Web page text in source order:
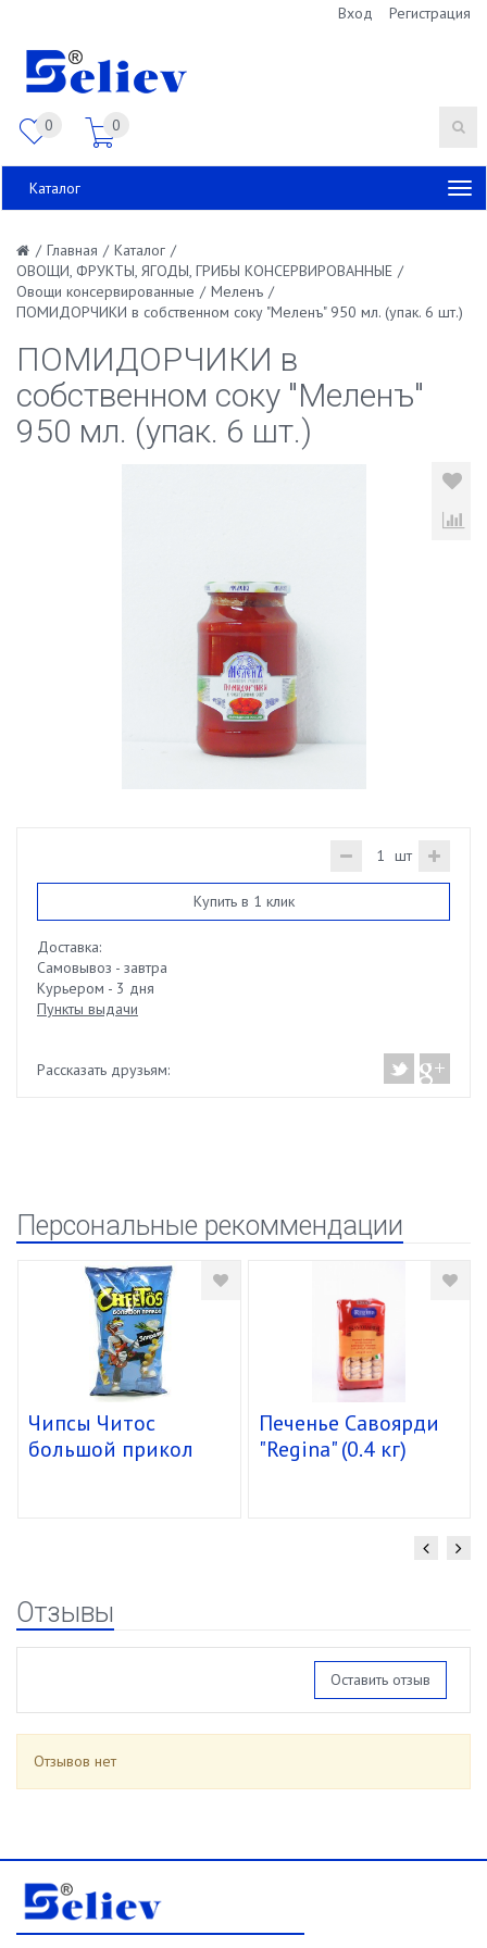
Вход Регистрация
0 0
Каталог
/ Главная / Каталог /
ОВОЩИ, ФРУКТЫ, ЯГОДЫ, ГРИБЫ КОНСЕРВИРОВАННЫЕ /
Овощи консервированные / Меленъ /
ПОМИДОРЧИКИ в собственном соку "Меленъ" 950 мл. (упак. 6 шт.)
ПОМИДОРЧИКИ в
собственном соку "Меленъ"
950 мл. (упак. 6 шт.)
шт
Купить в 1 клик
Доставка:
Самовывоз - завтра
Курьером - 3 дня
Пункты выдачи
Рассказать друзьям:
Персональные рекоммендации
Чипсы Читос
большой прикол
Печенье Савоярди
"Regina" (0.4 кг)
Отзывы
Оставить отзыв
Отзывов нет